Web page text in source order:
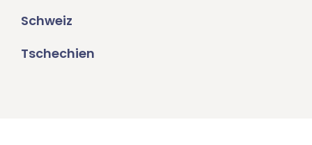
Schweiz
Tschechien